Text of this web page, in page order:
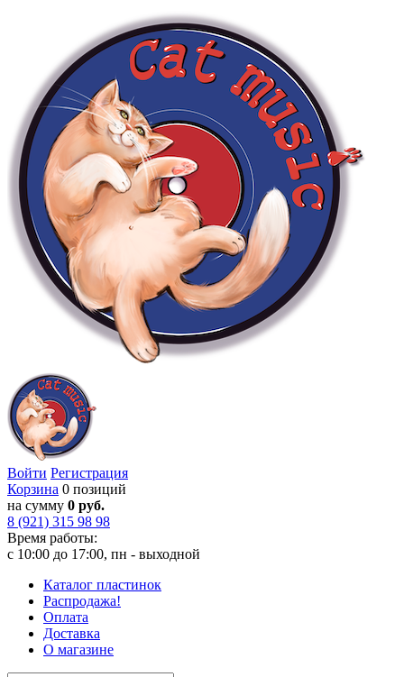
Войти Регистрация
Корзина 0 позиций
на сумму 0 руб.
8 (921) 315 98 98
Время работы:
с 10:00 до 17:00, пн - выходной
Каталог пластинок
Распродажа!
Оплата
Доставка
О магазине